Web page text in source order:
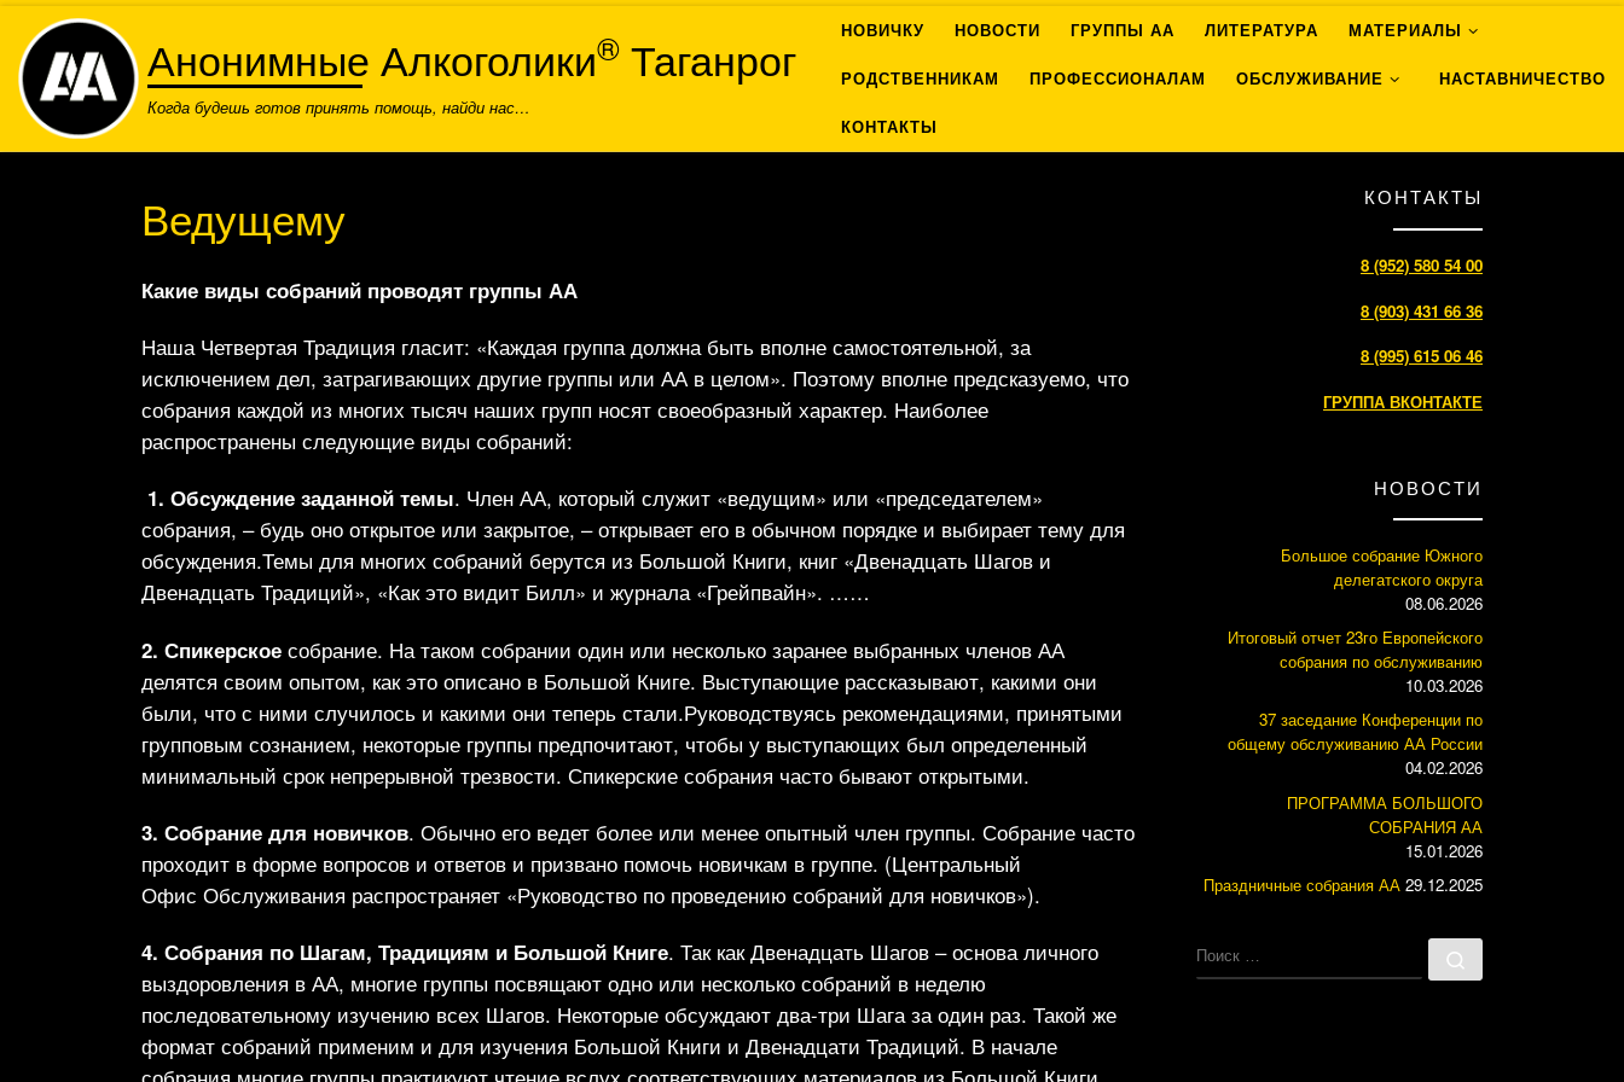
Skip to contentАнонимные Алкоголики® Таганрог
Когда будешь готов принять помощь, найди нас…
НОВИЧКУ НОВОСТИ ГРУППЫ АА ЛИТЕРАТУРА МАТЕРИАЛЫ
РОДСТВЕННИКАМ ПРОФЕССИОНАЛАМ ОБСЛУЖИВАНИЕ НАСТАВНИЧЕСТВО
КОНТАКТЫ
Ведущему
Какие виды собраний проводят группы АА
Наша Четвертая Традиция гласит: «Каждая группа должна быть вполне самостоятельной, за
исключением дел, затрагивающих другие группы или АА в целом». Поэтому вполне предсказуемо, что
собрания каждой из многих тысяч наших групп носят своеобразный характер. Наиболее
распространены следующие виды собраний:
1. Обсуждение заданной темы. Член АА, который служит «ведущим» или «председателем»
собрания, – будь оно открытое или закрытое, – открывает его в обычном порядке и выбирает тему для
обсуждения.Темы для многих собраний берутся из Большой Книги, книг «Двенадцать Шагов и
Двенадцать Традиций», «Как это видит Билл» и журнала «Грейпвайн». ……
2. Спикерское собрание. На таком собрании один или несколько заранее выбранных членов АА
делятся своим опытом, как это описано в Большой Книге. Выступающие рассказывают, какими они
были, что с ними случилось и какими они теперь стали.Руководствуясь рекомендациями, принятыми
групповым сознанием, некоторые группы предпочитают, чтобы у выступающих был определенный
минимальный срок непрерывной трезвости. Спикерские собрания часто бывают открытыми.
3. Собрание для новичков. Обычно его ведет более или менее опытный член группы. Собрание часто
проходит в форме вопросов и ответов и призвано помочь новичкам в группе. (Центральный
Офис Обслуживания распространяет «Руководство по проведению собраний для новичков»).
4. Собрания по Шагам, Традициям и Большой Книге. Так как Двенадцать Шагов – основа личного
выздоровления в АА, многие группы посвящают одно или несколько собраний в неделю
последовательному изучению всех Шагов. Некоторые обсуждают два-три Шага за один раз. Такой же
формат собраний применим и для изучения Большой Книги и Двенадцати Традиций. В начале
КОНТАКТЫ
8 (952) 580 54 00
8 (903) 431 66 36
8 (995) 615 06 46
ГРУППА ВКОНТАКТЕ
НОВОСТИ
Большое собрание Южного
делегатского округа
08.06.2026
Итоговый отчет 23го Европейского
собрания по обслуживанию
10.03.2026
37 заседание Конференции по
общему обслуживанию АА России
04.02.2026
ПРОГРАММА БОЛЬШОГО
СОБРАНИЯ АА
15.01.2026
Праздничные собрания АА 29.12.2025
ПОИСК